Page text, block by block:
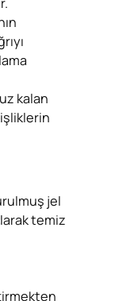
kalan
jel
temiz